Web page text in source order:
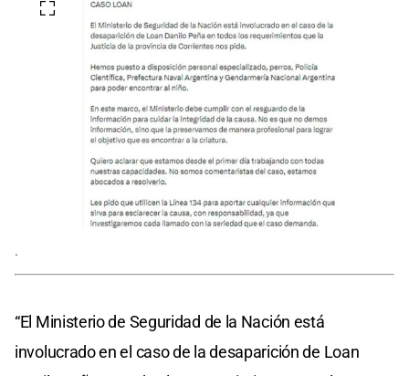
.
“El Ministerio de Seguridad de la Nación está
involucrado en el caso de la desaparición de Loan